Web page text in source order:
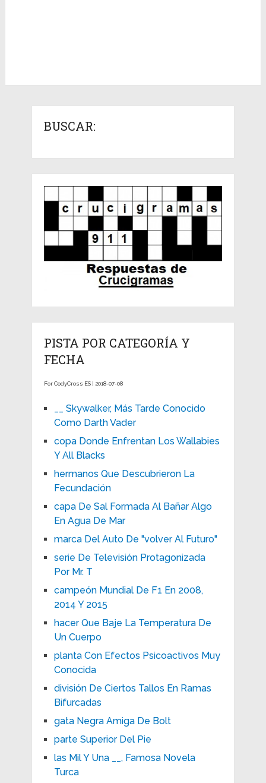
BUSCAR:
PISTA POR CATEGORÍA Y
FECHA
For CodyCross ES | 2018-07-08
__ Skywalker, Más Tarde Conocido
Como Darth Vader
copa Donde Enfrentan Los Wallabies
Y All Blacks
hermanos Que Descubrieron La
Fecundación
capa De Sal Formada Al Bañar Algo
En Agua De Mar
marca Del Auto De "volver Al Futuro"
serie De Televisión Protagonizada
Por Mr. T
campeón Mundial De F1 En 2008,
2014 Y 2015
hacer Que Baje La Temperatura De
Un Cuerpo
planta Con Efectos Psicoactivos Muy
Conocida
división De Ciertos Tallos En Ramas
Bifurcadas
gata Negra Amiga De Bolt
parte Superior Del Pie
las Mil Y Una __, Famosa Novela
Turca